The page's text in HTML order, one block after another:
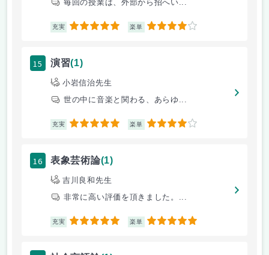
毎回の授業は、外部から招へい...
充実 5 楽単 4
15 演習(1)
小岩信治先生
世の中に音楽と関わる、あらゆ...
充実 5 楽単 4
16 表象芸術論(1)
吉川良和先生
非常に高い評価を頂きました。...
充実 5 楽単 5